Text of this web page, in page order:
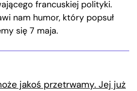
francuskiej polityki.
nam humor, który popsuł
się 7 maja.
jakoś przetrwamy. Jej już